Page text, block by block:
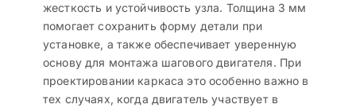
жесткость и устойчивость узла. Толщина 3 мм
помогает сохранить форму детали при
установке, а также обеспечивает уверенную
основу для монтажа шагового двигателя. При
проектировании каркаса это особенно важно в
тех случаях, когда двигатель участвует в